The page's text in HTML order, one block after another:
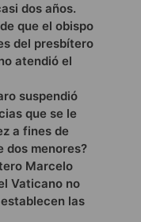
dos años.
que el obispo
del presbítero
atendió el
suspendió
que se le
a fines de
dos menores?
Marcelo
Vaticano no
las